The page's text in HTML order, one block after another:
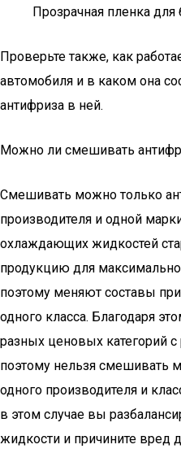
Прозрачная пленка
Проверьте также, как
автомобиля и в каком она
антифриза в ней.
Можно ли смешивать
Смешивать можно только
производителя и одной
охлаждающих жидкостей
продукцию для
поэтому меняют составы
одного класса. Благодаря
разных ценовых категорий
поэтому нельзя смешивать
одного производителя и
в этом случае вы
жидкости и причините вред